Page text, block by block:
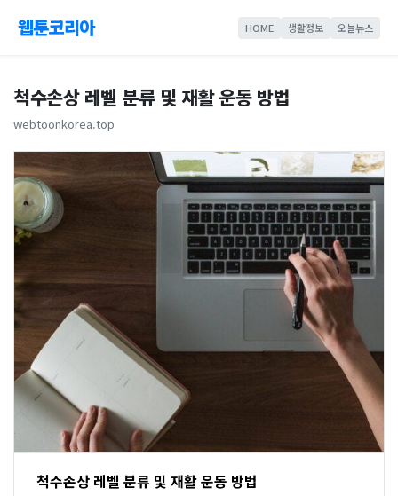
웹툰코리아 HOME 생활정보 오늘뉴스
척수손상 레벨 분류 및 재활 운동 방법
webtoonkorea.top
척수손상 레벨 분류 및 재활 운동 방법